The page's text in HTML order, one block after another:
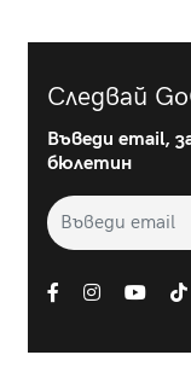
Следвай
Въведи email,
бюлетин